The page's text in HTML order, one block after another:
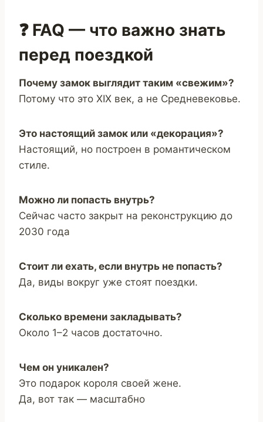
❓ FAQ — что важно знать
перед поездкой
Почему замок выглядит таким «свежим»?
Потому что это XIX век, а не Средневековье.
Это настоящий замок или «декорация»?
Настоящий, но построен в романтическом
стиле.
Можно ли попасть внутрь?
Сейчас часто закрыт на реконструкцию до
2030 года
Стоит ли ехать, если внутрь не попасть?
Да, виды вокруг уже стоят поездки.
Сколько времени закладывать?
Около 1–2 часов достаточно.
Чем он уникален?
Это подарок короля своей жене.
Да, вот так — масштабно